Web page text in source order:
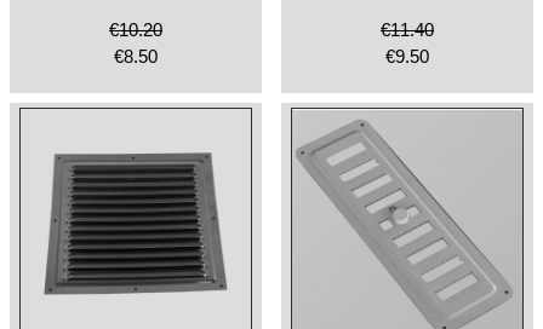
€10.20
€8.50
€11.40
€9.50